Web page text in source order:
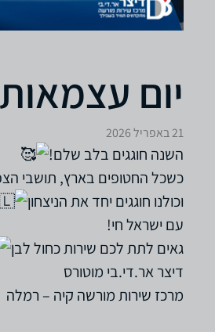
יום
21 באפריל 2026
השנה חוגגים בלב שלם!
כשכל החטופים בארץ, תושבי
וכולנו חוגגים יחד את הניצחון
עם ישראל חי!
גאים לתת לכם שירות כחול לבן
דיצר אר.די.בי מוטורס
מרכז שירות מורשה קיה – רמלה